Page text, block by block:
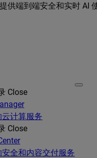
供端到端安全和实时 AI
Close
计算服务
Close
安全和内容交付服务